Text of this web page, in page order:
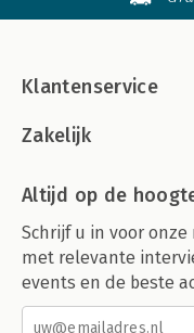
Klantenservice
Zakelijk
Altijd op de
Schrijf u in voor
met relevante
events en de beste